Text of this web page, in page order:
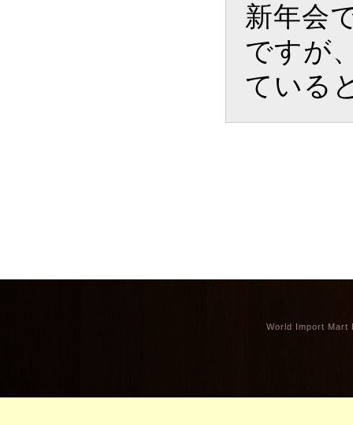
新年会
ですが
ている
World Import Mart